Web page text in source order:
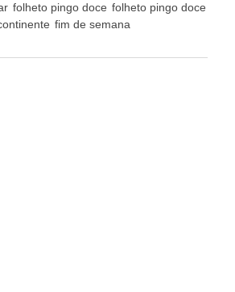
folheto pingo doce folheto pingo doce
fim de semana